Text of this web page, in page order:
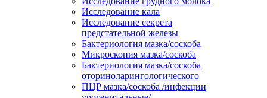
Исследование кала
Исследование секрета
предстательной железы
Бактериология мазка/соскоба
Микроскопия мазка/соскоба
Бактериология мазка/соскоба
оториноларингологического
ПЦР мазка/соскоба /инфекции